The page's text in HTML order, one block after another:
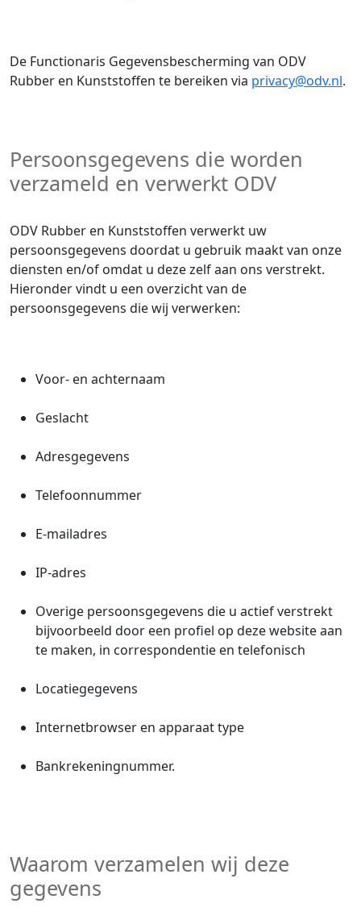
De Functionaris Gegevensbescherming van ODV
Rubber en Kunststoffen te bereiken via privacy@odv.nl.
Persoonsgegevens die worden
verzameld en verwerkt ODV
ODV Rubber en Kunststoffen verwerkt uw
persoonsgegevens doordat u gebruik maakt van onze
diensten en/of omdat u deze zelf aan ons verstrekt.
Hieronder vindt u een overzicht van de
persoonsgegevens die wij verwerken:
Voor- en achternaam
Geslacht
Adresgegevens
Telefoonnummer
E-mailadres
IP-adres
Overige persoonsgegevens die u actief verstrekt
bijvoorbeeld door een profiel op deze website aan
te maken, in correspondentie en telefonisch
Locatiegegevens
Internetbrowser en apparaat type
Bankrekeningnummer.
Waarom verzamelen wij deze
gegevens